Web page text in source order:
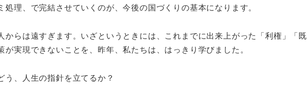
理、で完結させていくのが、今後の国づくりの基本になります。
からは遠すぎます。いざというときには、これまでに出来上がった「利権」「既
実現できないことを、昨年、私たちは、はっきり学びました。
う、人生の指針を立てるか？